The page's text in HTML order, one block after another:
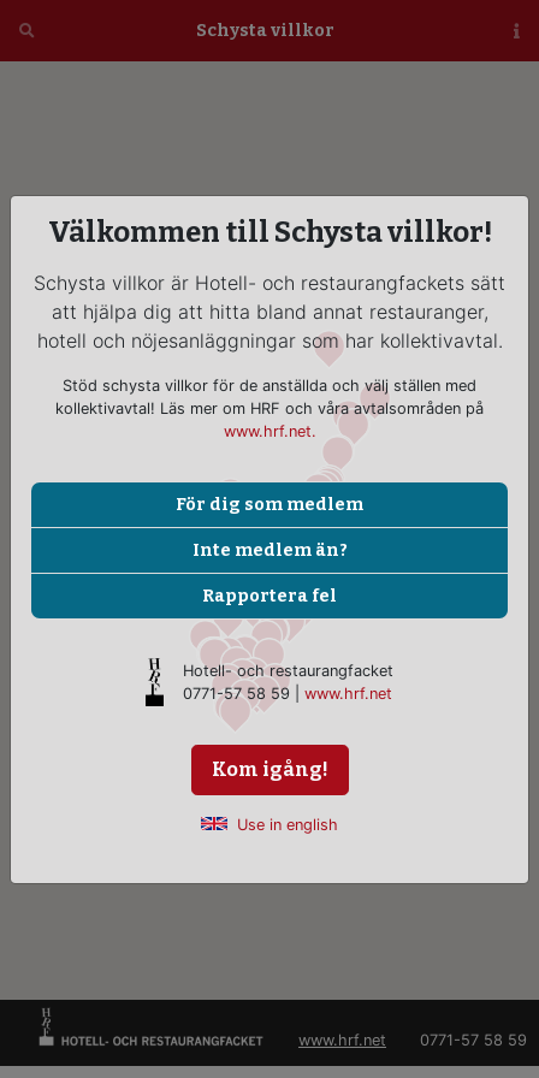
Schysta villkor
www.hrf.net 0771-57 58 59
Välkommen till Schysta villkor!
Schysta villkor är Hotell- och restaurangfackets sätt
att hjälpa dig att hitta bland annat restauranger,
hotell och nöjesanläggningar som har kollektivavtal.
Stöd schysta villkor för de anställda och välj ställen med
kollektivavtal! Läs mer om HRF och våra avtalsområden på
www.hrf.net.
För dig som medlem
Inte medlem än?
Rapportera fel
Hotell- och restaurangfacket
0771-57 58 59 |www.hrf.net
Kom igång!
Use in english